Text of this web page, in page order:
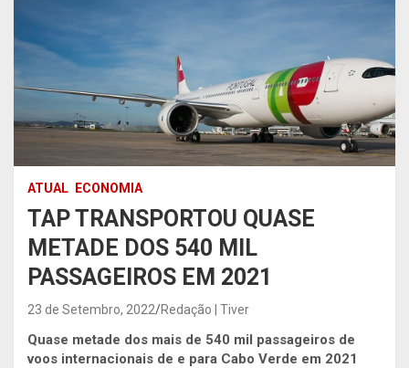
ATUAL ECONOMIA
TAP TRANSPORTOU QUASE
METADE DOS 540 MIL
PASSAGEIROS EM 2021
23 de Setembro, 2022 Redação | Tiver
Quase metade dos mais de 540 mil passageiros de
voos internacionais de e para Cabo Verde em 2021